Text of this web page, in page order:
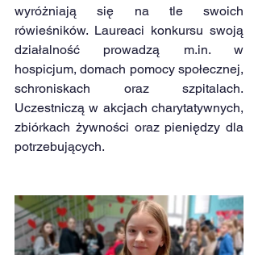
wyróżniają się na tle swoich
rówieśników. Laureaci konkursu swoją
działalność prowadzą m.in. w
hospicjum, domach pomocy społecznej,
schroniskach oraz szpitalach.
Uczestniczą w akcjach charytatywnych,
zbiórkach żywności oraz pieniędzy dla
potrzebujących.